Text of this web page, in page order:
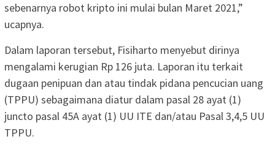
sebenarnya robot kripto ini mulai bulan Maret 2021,”
ucapnya.
Dalam laporan tersebut, Fisiharto menyebut dirinya
mengalami kerugian Rp 126 juta. Laporan itu terkait
dugaan penipuan dan atau tindak pidana pencucian uang
(TPPU) sebagaimana diatur dalam pasal 28 ayat (1)
juncto pasal 45A ayat (1) UU ITE dan/atau Pasal 3,4,5 UU
TPPU.